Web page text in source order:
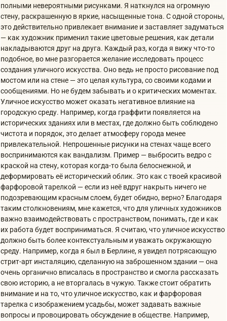
полными невероятными рисунками. Я наткнулся на огромную
стену, раскрашенную в яркие, насыщенные тона. С одной стороны,
это действительно привлекает внимание и заставляет задуматься
— как художник применил такие цветовые решения, как детали
накладываются друг на друга. Каждый раз, когда я вижу что-то
подобное, во мне разгорается желание исследовать процесс
создания уличного искусства. Оно ведь не просто рисование под
мостом или на стене — это целая культура, со своими кодами и
сообщениями. Но не будем забывать и о критических моментах.
Уличное искусство может оказать негативное влияние на
городскую среду. Например, когда граффити появляется на
исторических зданиях или в местах, где должно быть соблюдено
чистота и порядок, это делает атмосферу города менее
привлекательной. Непрошенные рисунки на стенах чаще всего
воспринимаются как вандализм. Пример — выбросить ведро с
краской на стену, которая когда-то была белоснежной, и
деформировать её исторический облик. Это как с твоей красивой
фарфоровой тарелкой — если из неё вдруг накрыть ничего не
подозревающим красным слоем, будет обидно, верно? Благодаря
таким столкновениям, мне кажется, что для уличных художников
важно взаимодействовать с пространством, понимать, где и как
их работа будет восприниматься. Я считаю, что уличное искусство
должно быть более контекстуальным и уважать окружающую
среду. Например, когда я был в Берлине, я увидел потрясающую
стрит-арт инсталяцию, сделанную на заброшенном здании — она
очень органично вписалась в пространство и смогла рассказать
свою историю, а не вторгалась в чужую. Также стоит обратить
внимание и на то, что уличное искусство, как и фарфоровая
тарелка с изображением усадьбы, может задавать важные
вопросы и провоцировать обсуждение в обществе. Например,